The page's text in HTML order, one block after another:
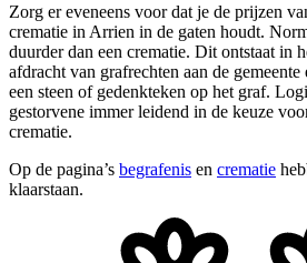
Zorg er eveneens voor dat je de prijzen
crematie in Arrien in de gaten houdt.
duurder dan een crematie. Dit ontstaat in
afdracht van grafrechten aan de
een steen of gedenkteken op het graf.
gestorvene immer leidend in de keuze
crematie.
Op de pagina’s begrafenis en crematie
klaarstaan.